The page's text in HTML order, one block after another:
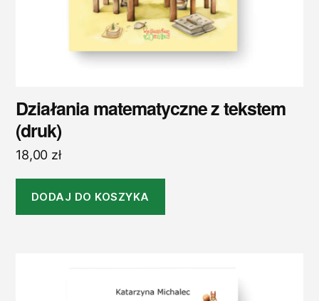
Działania matematyczne z tekstem
(druk)
18,00 zł
DODAJ DO KOSZYKA